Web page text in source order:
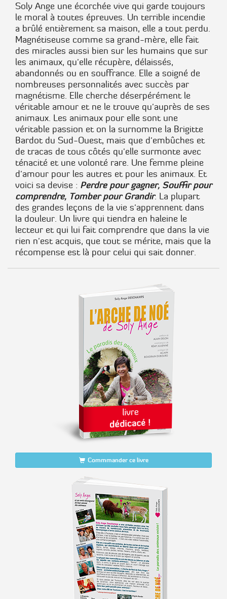
Soly Ange une écorchée vive qui garde toujours
le moral à toutes épreuves. Un terrible incendie
a brûlé entièrement sa maison, elle a tout perdu.
Magnétiseuse comme sa grand-mère, elle fait
des miracles aussi bien sur les humains que sur
les animaux, qu'elle récupère, délaissés,
abandonnés ou en souffrance. Elle a soigné de
nombreuses personnalités avec succès par
magnétisme. Elle cherche déserpérément le
véritable amour et ne le trouve qu'auprès de ses
animaux. Les animaux pour elle sont une
véritable passion et on la surnomme la Brigitte
Bardot du Sud-Ouest, mais que d'embûches et
de tracas de tous côtés qu'elle surmonte avec
ténacité et une volonté rare. Une femme pleine
d'amour pour les autres et pour les animaux. Et
voici sa devise : Perdre pour gagner, Souffir pour
comprendre, Tomber pour Grandir. La plupart
des grandes leçons de la vie s'apprennent dans
la douleur. Un livre qui tiendra en haleine le
lecteur et qui lui fait comprendre que dans la vie
rien n'est acquis, que tout se mérite, mais que la
récompense est là pour celui qui sait donner.
Commmander ce livre